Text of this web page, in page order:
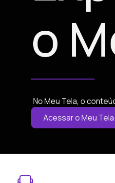
o
No Meu Tela, o
Acessar o Meu Tela